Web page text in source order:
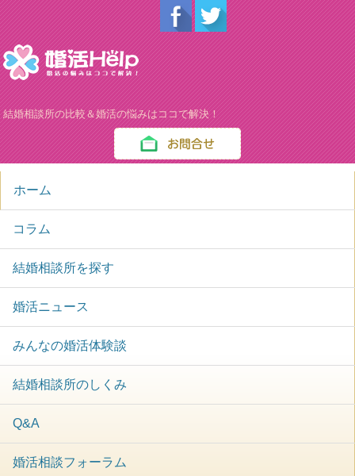
結婚相談所の比較＆婚活の悩みはココで解決！
ホーム
コラム
結婚相談所を探す
婚活ニュース
みんなの婚活体験談
結婚相談所のしくみ
Q&A
婚活相談フォーラム